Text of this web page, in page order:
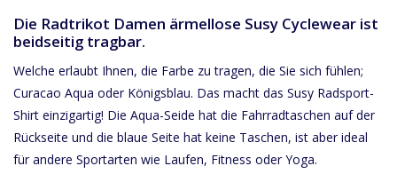
Die Radtrikot Damen ärmellose Susy Cyclewear ist
beidseitig tragbar.
Welche erlaubt Ihnen, die Farbe zu tragen, die Sie sich fühlen;
Curacao Aqua oder Königsblau. Das macht das Susy Radsport-
Shirt einzigartig! Die Aqua-Seide hat die Fahrradtaschen auf der
Rückseite und die blaue Seite hat keine Taschen, ist aber ideal
für andere Sportarten wie Laufen, Fitness oder Yoga.